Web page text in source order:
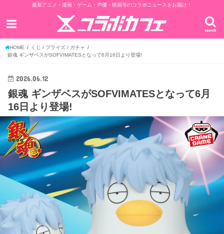
最新アニメ・漫画・ゲーム・声優・映画等のコラボニュースをお届け！
search
HOME
くじ / プライズ / ガチャ
銀魂 ギンザベスがSOFVIMATESとなって6月16日より登場!
2026.06.12
銀魂 ギンザベスがSOFVIMATESとなって6月
16日より登場!